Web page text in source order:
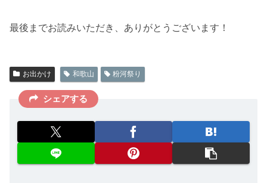
最後までお読みいただき、ありがとうございます！
お出かけ 和歌山 粉河祭り
シェアする